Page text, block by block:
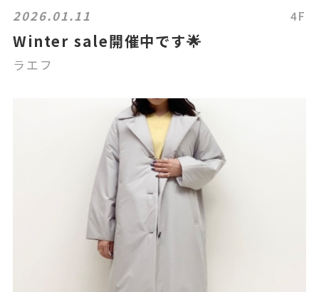
2026.01.11 4F
Winter sale開催中です🌟
ラエフ